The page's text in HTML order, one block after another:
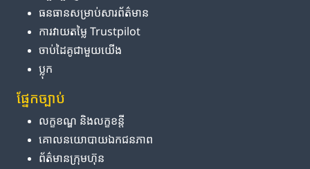
ធនធាន​សម្រាប់​សារព័ត៌មាន
ការ​វាយតម្លៃ Trustpilot
ចាប់ដៃគូ​ជាមួយ​យើង
ប្លុក
ផ្នែក​ច្បាប់
លក្ខខណ្ឌ និង​លក្ខខន្តី
គោលនយោបាយ​ឯកជនភាព
ព័ត៌មាន​ក្រុមហ៊ុន